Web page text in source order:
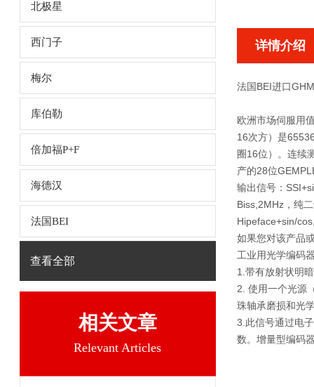
北极星
西门子
梅尔
库伯勒
倍加福P+F
海德汉
法国BEI
查看全部
相关文章
Relevant Articles
详情介绍
法国BEI进口
欧洲市场伺服用
16次方）是
圈16位）。连续
产的28位
输出信号：
Biss,2MHz，纯
Hipeface+sin/
如果您对该产品
工业用光学编码
1.带有放射状明
2. 使用一个光源
珠轴承磨损和光
3.此信号通过电
数。增量型编码